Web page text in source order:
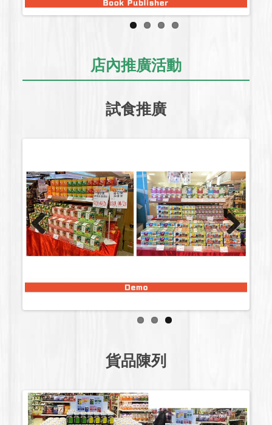
店內推廣活動
試食推廣
Previous Next
貨品陳列